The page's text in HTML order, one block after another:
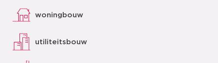
woningbouw
utiliteitsbouw